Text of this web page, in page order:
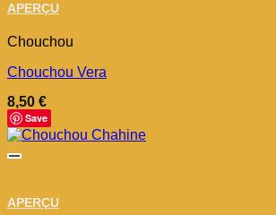
APERÇU
Chouchou
Chouchou Vera
8,50 €
Save
APERÇU